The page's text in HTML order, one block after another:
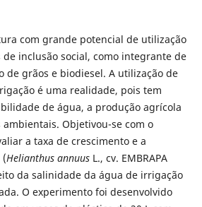
com grande potencial de utilização
inclusão social, como integrante de
de grãos e biodiesel. A utilização de
é uma realidade, pois tem
de água, a produção agrícola
Objetivou-se com o
a taxa de crescimento e a
(Helianthus annuus L., cv. EMBRAPA
da salinidade da água de irrigação
O experimento foi desenvolvido